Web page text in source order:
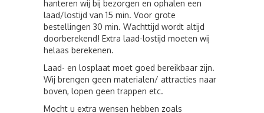
hanteren wij bij bezorgen en ophalen een
laad/lostijd van 15 min. Voor grote
bestellingen 30 min. Wachttijd wordt altijd
doorberekend! Extra laad-lostijd moeten wij
helaas berekenen.
Laad- en losplaat moet goed bereikbaar zijn.
Wij brengen geen materialen/ attracties naar
boven, lopen geen trappen etc.
Mocht u extra wensen hebben zoals